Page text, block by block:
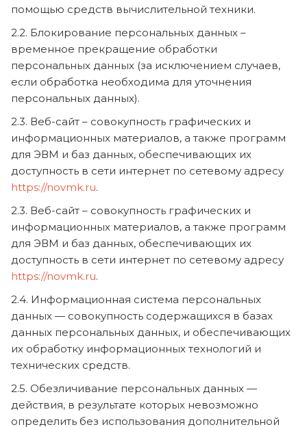
помощью средств вычислительной техники.
2.2. Блокирование персональных данных –
временное прекращение обработки
персональных данных (за исключением случаев,
если обработка необходима для уточнения
персональных данных).
2.3. Веб-сайт – совокупность графических и
информационных материалов, а также программ
для ЭВМ и баз данных, обеспечивающих их
доступность в сети интернет по сетевому адресу
https://novmk.ru.
2.3. Веб-сайт – совокупность графических и
информационных материалов, а также программ
для ЭВМ и баз данных, обеспечивающих их
доступность в сети интернет по сетевому адресу
https://novmk.ru.
2.4. Информационная система персональных
данных — совокупность содержащихся в базах
данных персональных данных, и обеспечивающих
их обработку информационных технологий и
технических средств.
2.5. Обезличивание персональных данных —
действия, в результате которых невозможно
определить без использования дополнительной